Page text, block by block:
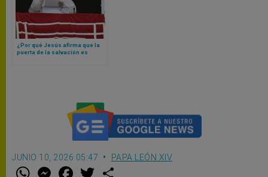
¿Por qué Jesús afirma que la
puerta de la salvación es
JUNIO 10, 2026 05:47 PAPA LEÓN XIV
W M F